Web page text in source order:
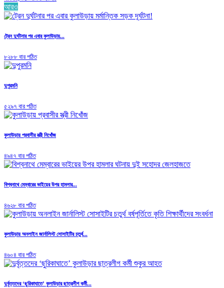
আরও
ট্রেন দুর্ঘটনার পর এবার কুলাউড়ায়...
৮২৮৮ বার পঠিত
দুপুরমনি
৫২৯৭ বার পঠিত
কুলাউড়ায় প্রবাসীর স্ত্রী নিখোঁজ
৪৯৪৭ বার পঠিত
বিশ্বনাথে মেম্বারের ভাইয়ের উপর হামলার...
৪৬২৮ বার পঠিত
কুলাউড়ায় অনলাইন জার্নালিস্ট সোসাইটির চতুর্থ...
৪৬০৪ বার পঠিত
দুর্বৃত্তদের ‘ছুরিকাঘাতে’ কুলাউড়ার ছাত্রলীগ কর্মী...